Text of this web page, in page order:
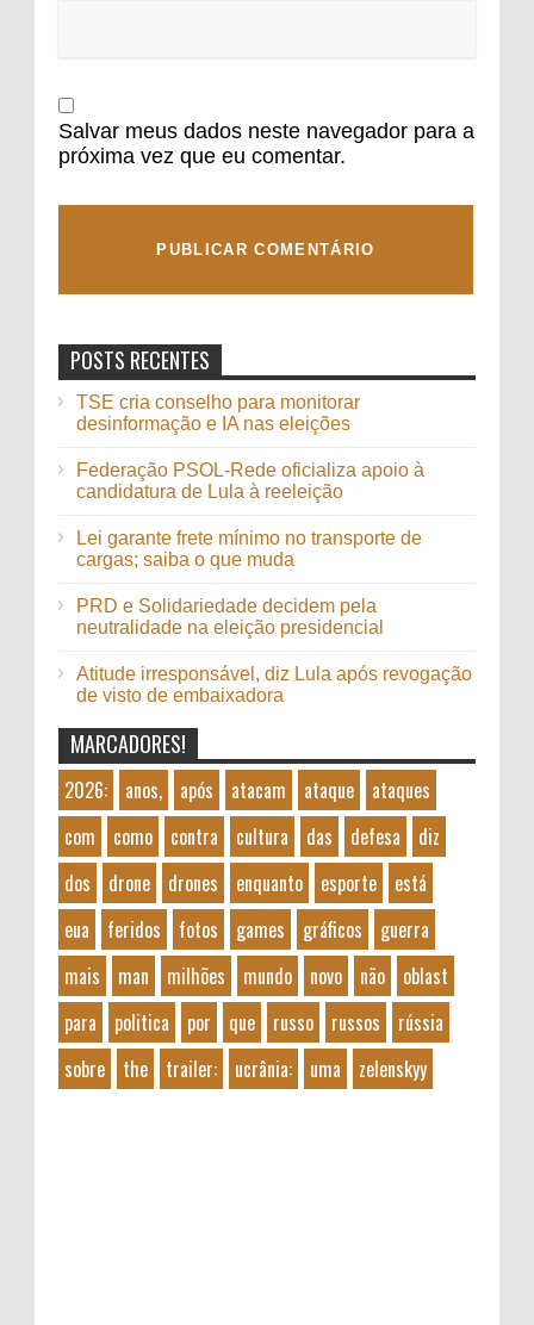
Salvar meus dados neste navegador para a
próxima vez que eu comentar.
POSTS RECENTES
TSE cria conselho para monitorar
desinformação e IA nas eleições
Federação PSOL-Rede oficializa apoio à
candidatura de Lula à reeleição
Lei garante frete mínimo no transporte de
cargas; saiba o que muda
PRD e Solidariedade decidem pela
neutralidade na eleição presidencial
Atitude irresponsável, diz Lula após revogação
de visto de embaixadora
MARCADORES!
2026: anos, após atacam ataque
ataques
com
como contra cultura das defesa
diz
dos
drone drones enquanto esporte
está
eua
feridos fotos games gráficos
guerra
mais
man milhões mundo novo não
oblast
para
politica por que russo russos
rússia
sobre
the trailer: ucrânia: uma zelenskyy